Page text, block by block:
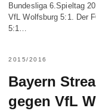
Bundesliga 6.Spieltag
VfL Wolfsburg 5:1. Der
5:1…
2015/2016
Bayern
gegen VfL